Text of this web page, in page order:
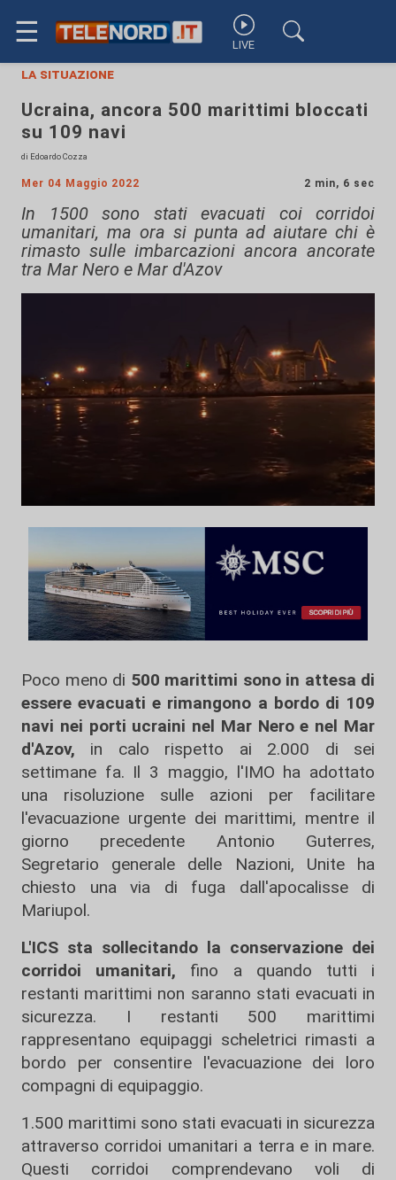
☰ LIVE
la situazione
Ucraina, ancora 500 marittimi bloccati
su 109 navi
di Edoardo Cozza
Mer 04 Maggio 2022 2 min, 6 sec
In 1500 sono stati evacuati coi corridoi
umanitari, ma ora si punta ad aiutare chi è
rimasto sulle imbarcazioni ancora ancorate
tra Mar Nero e Mar d'Azov
Poco meno di 500 marittimi sono in attesa di
essere evacuati e rimangono a bordo di 109
navi nei porti ucraini nel Mar Nero e nel Mar
d'Azov, in calo rispetto ai 2.000 di sei
settimane fa. Il 3 maggio, l'IMO ha adottato
una risoluzione sulle azioni per facilitare
l'evacuazione urgente dei marittimi, mentre il
giorno precedente Antonio Guterres,
Segretario generale delle Nazioni, Unite ha
chiesto una via di fuga dall'apocalisse di
Mariupol.
L'ICS sta sollecitando la conservazione dei
corridoi umanitari, fino a quando tutti i
restanti marittimi non saranno stati evacuati in
sicurezza. I restanti 500 marittimi
rappresentano equipaggi scheletrici rimasti a
bordo per consentire l'evacuazione dei loro
compagni di equipaggio.
1.500 marittimi sono stati evacuati in sicurezza
attraverso corridoi umanitari a terra e in mare.
Questi corridoi comprendevano voli di